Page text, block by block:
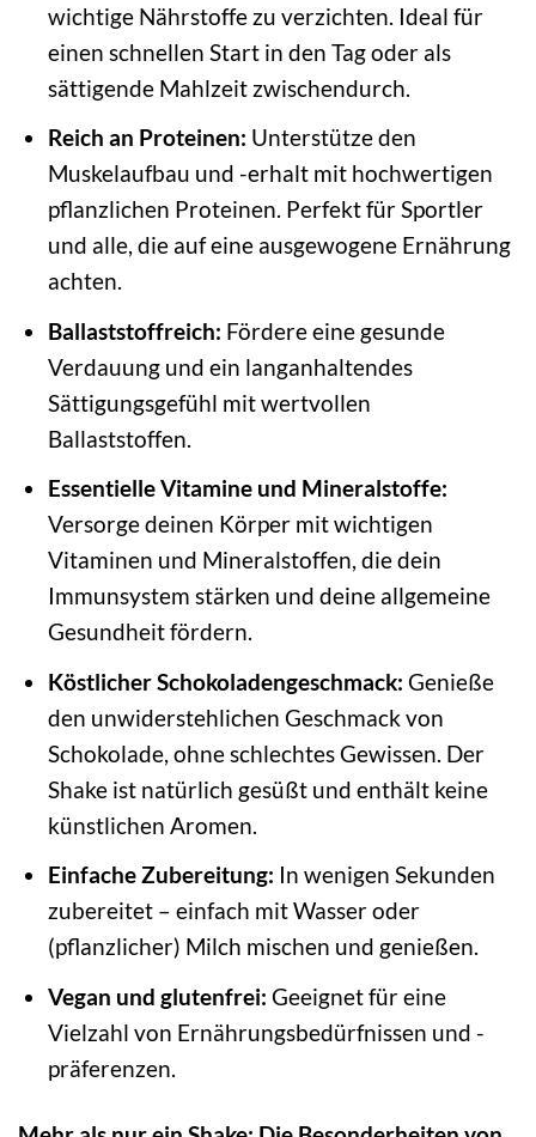
wichtige Nährstoffe zu verzichten. Ideal für
einen schnellen Start in den Tag oder als
sättigende Mahlzeit zwischendurch.
Reich an Proteinen: Unterstütze den
Muskelaufbau und -erhalt mit hochwertigen
pflanzlichen Proteinen. Perfekt für Sportler
und alle, die auf eine ausgewogene Ernährung
achten.
Ballaststoffreich: Fördere eine gesunde
Verdauung und ein langanhaltendes
Sättigungsgefühl mit wertvollen
Ballaststoffen.
Essentielle Vitamine und Mineralstoffe:
Versorge deinen Körper mit wichtigen
Vitaminen und Mineralstoffen, die dein
Immunsystem stärken und deine allgemeine
Gesundheit fördern.
Köstlicher Schokoladengeschmack: Genieße
den unwiderstehlichen Geschmack von
Schokolade, ohne schlechtes Gewissen. Der
Shake ist natürlich gesüßt und enthält keine
künstlichen Aromen.
Einfache Zubereitung: In wenigen Sekunden
zubereitet – einfach mit Wasser oder
(pflanzlicher) Milch mischen und genießen.
Vegan und glutenfrei: Geeignet für eine
Vielzahl von Ernährungsbedürfnissen und -
präferenzen.